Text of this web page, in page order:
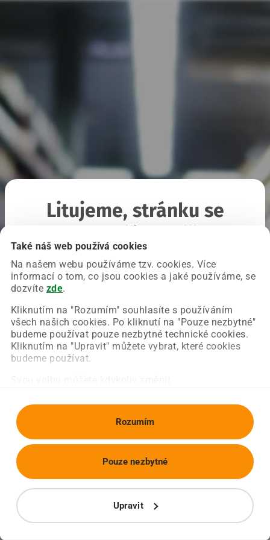
Také náš web používá cookies
Na našem webu používáme tzv. cookies. Více
informací o tom, co jsou cookies a jaké používáme, se
dozvíte zde.
Kliknutím na "Rozumím" souhlasíte s používáním
všech našich cookies. Po kliknutí na "Pouze nezbytné"
budeme používat pouze nezbytné technické cookies.
Kliknutím na "Upravit" můžete vybrat, které cookies
budeme používat.
Rozumím
Upravit
Pouze nezbytné
Litujeme, stránku se
Chyba nastala na naší straně a už ji opravujeme.
Zkuste prosím znovu načíst požadovanou stránku.
Obnovit stránku Úvodní strana